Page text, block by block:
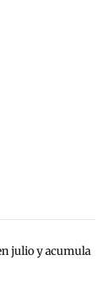
en los
en CABA
julio y acumula